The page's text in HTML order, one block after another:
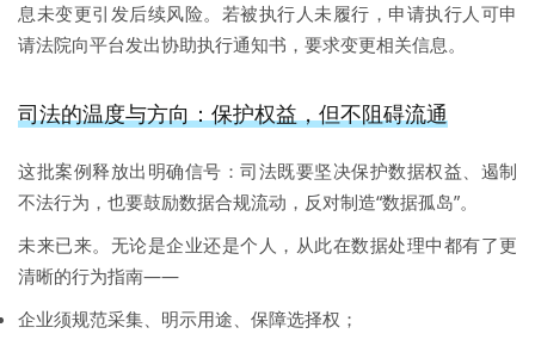
息未变更引发后续风险。若被执行人未履行，申请执行人可申
请法院向平台发出协助执行通知书，要求变更相关信息。
司法的温度与方向：保护权益，但不阻碍流通
这批案例释放出明确信号：司法既要坚决保护数据权益、遏制
不法行为，也要鼓励数据合规流动，反对制造“数据孤岛”。
未来已来。无论是企业还是个人，从此在数据处理中都有了更
清晰的行为指南——
企业须规范采集、明示用途、保障选择权；